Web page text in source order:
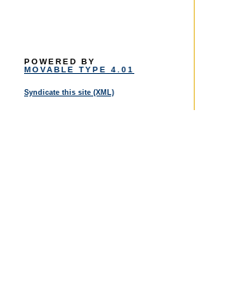
POWERED BY
MOVABLE TYPE 4.01
Syndicate this site (XML)